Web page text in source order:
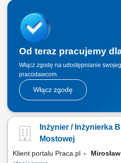
zespołów z harmonogramem głównym
branż towarzyszących. Uczestnictwo w
dostawców oraz ustalaniu...
Od teraz pracujemy
Włącz zgodę na udostępnianie
pracodawcom.
Włącz zgodę
Inżynier / Inżynierka
Mostowej
Klient portalu Praca.pl